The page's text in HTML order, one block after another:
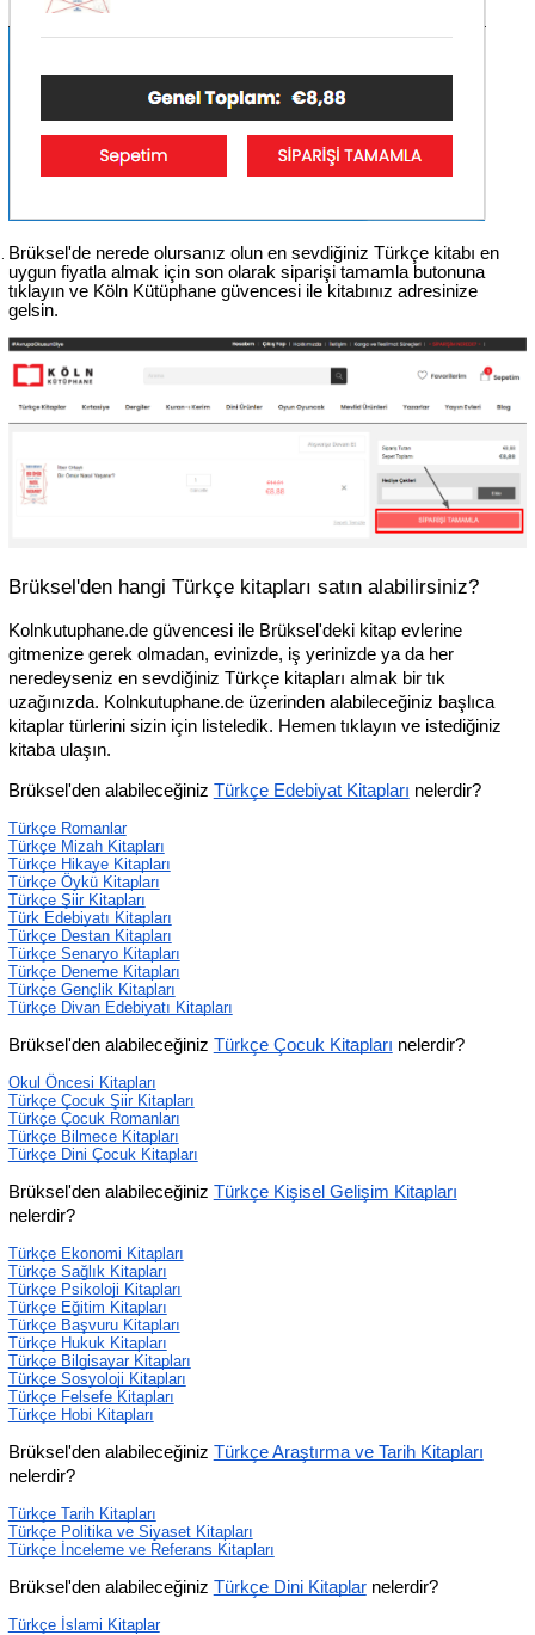
Brüksel'de nerede olursanız olun en sevdiğiniz Türkçe kitabı en
uygun fiyatla almak için son olarak siparişi tamamla butonuna
tıklayın ve Köln Kütüphane güvencesi ile kitabınız adresinize
gelsin.
Brüksel'den hangi Türkçe kitapları satın alabilirsiniz?
Kolnkutuphane.de güvencesi ile Brüksel'deki kitap evlerine
gitmenize gerek olmadan, evinizde, iş yerinizde ya da her
neredeyseniz en sevdiğiniz Türkçe kitapları almak bir tık
uzağınızda. Kolnkutuphane.de üzerinden alabileceğiniz başlıca
kitaplar türlerini sizin için listeledik. Hemen tıklayın ve istediğiniz
kitaba ulaşın.
Brüksel'den alabileceğiniz Türkçe Edebiyat Kitapları nelerdir?
Türkçe Romanlar
Türkçe Mizah Kitapları
Türkçe Hikaye Kitapları
Türkçe Öykü Kitapları
Türkçe Şiir Kitapları
Türk Edebiyatı Kitapları
Türkçe Destan Kitapları
Türkçe Senaryo Kitapları
Türkçe Deneme Kitapları
Türkçe Gençlik Kitapları
Türkçe Divan Edebiyatı Kitapları
Brüksel'den alabileceğiniz Türkçe Çocuk Kitapları nelerdir?
Okul Öncesi Kitapları
Türkçe Çocuk Şiir Kitapları
Türkçe Çocuk Romanları
Türkçe Bilmece Kitapları
Türkçe Dini Çocuk Kitapları
Brüksel'den alabileceğiniz Türkçe Kişisel Gelişim Kitapları
nelerdir?
Türkçe Ekonomi Kitapları
Türkçe Sağlık Kitapları
Türkçe Psikoloji Kitapları
Türkçe Eğitim Kitapları
Türkçe Başvuru Kitapları
Türkçe Hukuk Kitapları
Türkçe Bilgisayar Kitapları
Türkçe Sosyoloji Kitapları
Türkçe Felsefe Kitapları
Türkçe Hobi Kitapları
Brüksel'den alabileceğiniz Türkçe Araştırma ve Tarih Kitapları
nelerdir?
Türkçe Tarih Kitapları
Türkçe Politika ve Siyaset Kitapları
Türkçe İnceleme ve Referans Kitapları
Brüksel'den alabileceğiniz Türkçe Dini Kitaplar nelerdir?
Türkçe İslami Kitaplar